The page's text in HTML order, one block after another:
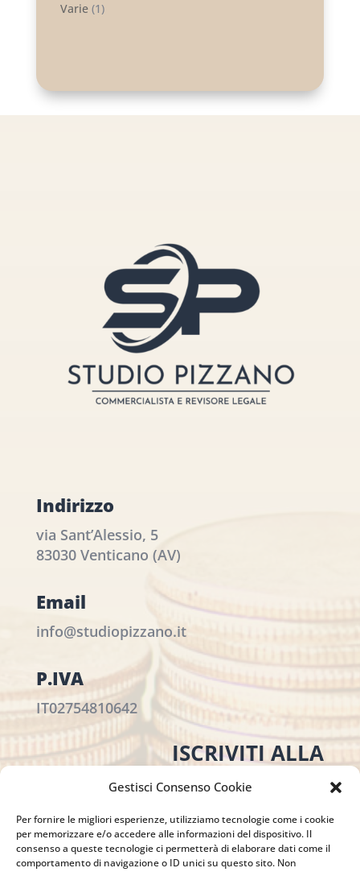
Gestisci Consenso Cookie
Per fornire le migliori esperienze, utilizziamo tecnologie come i cookie
per memorizzare e/o accedere alle informazioni del dispositivo. Il
consenso a queste tecnologie ci permetterà di elaborare dati come il
comportamento di navigazione o ID unici su questo sito. Non
Varie(1)
Indirizzo
via Sant’Alessio, 5
83030 Venticano (AV)
Email
info@studiopizzano.it
P.IVA
IT02754810642
ISCRIVITI ALLA
NEWSLETTER
novità, clicca sul pulsante qui sotto e
iscriviti alla nostra newsletter.